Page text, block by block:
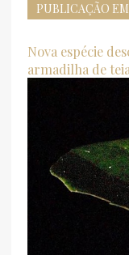
PUBLICAÇÃO
Nova espécie
armadilha de